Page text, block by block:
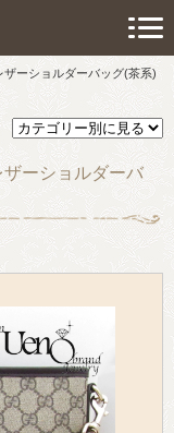
ーショルダーバッグ(茶系)
ーショルダーバ
すめ情報